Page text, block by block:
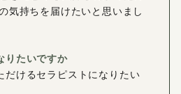
気持ちを届けたいと思いまし
りたいですか
だけるセラピストになりたい